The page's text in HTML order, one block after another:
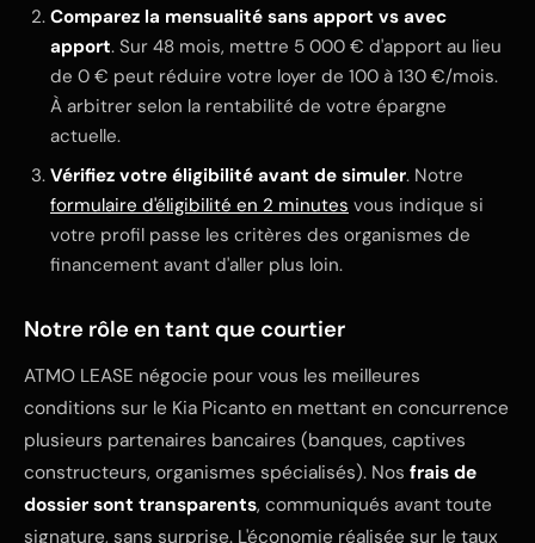
Comparez la mensualité sans apport vs avec
apport. Sur 48 mois, mettre 5 000 € d'apport au lieu
de 0 € peut réduire votre loyer de 100 à 130 €/mois.
À arbitrer selon la rentabilité de votre épargne
actuelle.
Vérifiez votre éligibilité avant de simuler. Notre
formulaire d'éligibilité en 2 minutes vous indique si
votre profil passe les critères des organismes de
financement avant d'aller plus loin.
Notre rôle en tant que courtier
ATMO LEASE négocie pour vous les meilleures
conditions sur le Kia Picanto en mettant en concurrence
plusieurs partenaires bancaires (banques, captives
constructeurs, organismes spécialisés). Nos frais de
dossier sont transparents, communiqués avant toute
signature, sans surprise. L'économie réalisée sur le taux